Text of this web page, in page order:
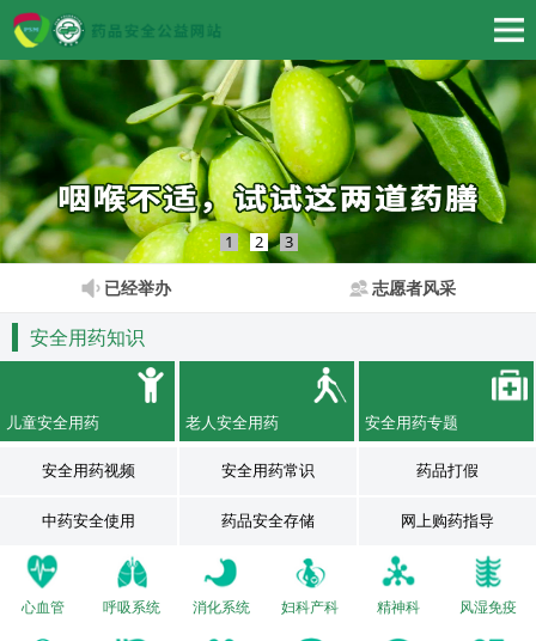
1 2 3
已经举办 志愿者风采
安全用药知识
儿童安全用药 老人安全用药 安全用药专题
安全用药视频 安全用药常识 药品打假
中药安全使用 药品安全存储 网上购药指导
心血管 呼吸系统 消化系统 妇科产科 精神科 风湿免疫